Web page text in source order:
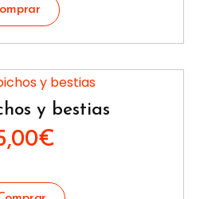
y bestias
€